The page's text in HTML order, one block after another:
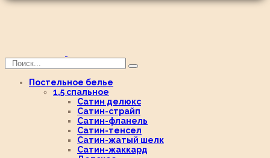
Постельное белье
1,5 спальное
Сатин делюкс
Сатин-страйп
Сатин-фланель
Сатин-тенсел
Сатин-жатый шелк
Сатин-жаккард